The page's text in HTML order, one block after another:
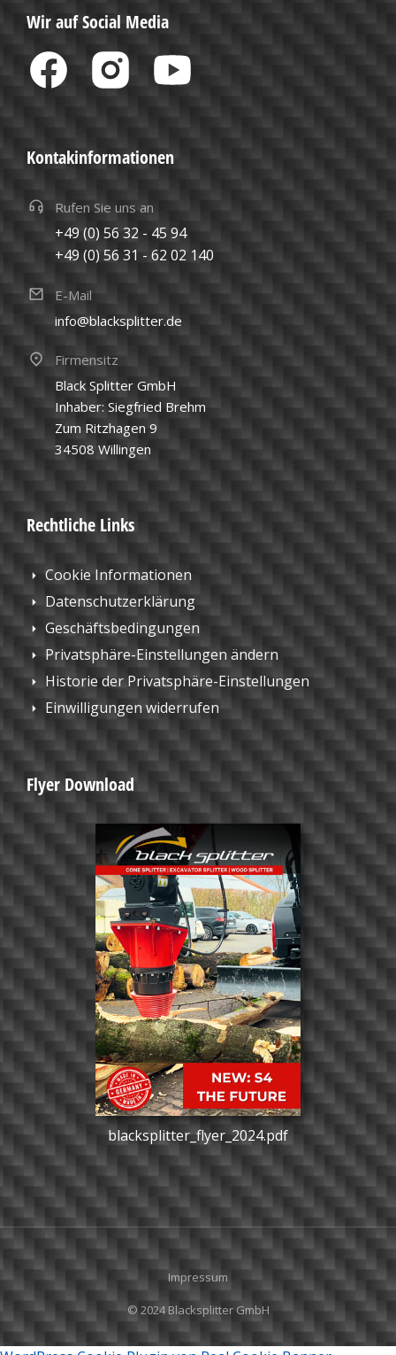
Wir auf Social Media
Kontakinformationen
Rufen Sie uns an
+49 (0) 56 32 - 45 94
+49 (0) 56 31 - 62 02 140
E-Mail
info@blacksplitter.de
Firmensitz
Black Splitter GmbH
Inhaber: Siegfried Brehm
Zum Ritzhagen 9
34508 Willingen
Rechtliche Links
Cookie Informationen
Datenschutzerklärung
Geschäftsbedingungen
Privatsphäre-Einstellungen ändern
Historie der Privatsphäre-Einstellungen
Einwilligungen widerrufen
Flyer Download
blacksplitter_flyer_2024.pdf
© 2024 Blacksplitter GmbH
Impressum